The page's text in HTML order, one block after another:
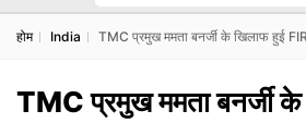
होम India TMC प्रमुख ममता बनर्जी के खिलाफ हुई
TMC प्रमुख ममता बनर्जी